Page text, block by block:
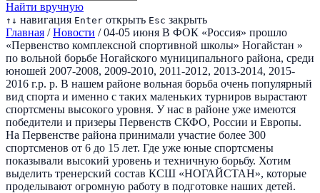
Найти вручную
↑ ↓ навигация Enter открыть Esc закрыть
Главная / Новости / 04-05 июня В ФОК «Россия» прошло
«Первенство комплексной спортивной школы» Ногайстан »
по вольной борьбе Ногайского муниципального района, среди
юношей 2007-2008, 2009-2010, 2011-2012, 2013-2014, 2015-
2016 г.р. р. В нашем районе вольная борьба очень популярный
вид спорта и именно с таких маленьких турниров вырастают
спортсмены высокого уровня. У нас в районе уже имеются
победители и призеры Первенств СКФО, России и Европы.
На Первенстве района принимали участие более 300
спортсменов от 6 до 15 лет. Где уже юные спортсмены
показывали высокий уровень и техничную борьбу. Хотим
выделить тренерский состав КСШ «НОГАЙСТАН», которые
проделывают огромную работу в подготовке наших детей.